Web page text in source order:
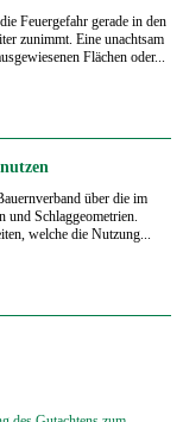
Feuergefahr gerade in den
zunimmt. Eine unachtsam
Flächen oder...
über die im
und Schlaggeometrien.
welche die Nutzung...